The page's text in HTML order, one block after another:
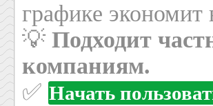
графике экономит
💡 Подходит
компаниям.
✅ Начать